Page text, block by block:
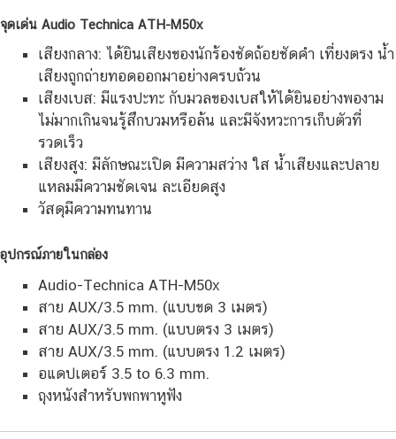
จุดเด่น Audio Technica ATH-M50x
เสียงกลาง: ได้ยินเสียงของนักร้องชัดถ้อยชัดคำ เที่ยงตรง น้ำ
เสียงถูกถ่ายทอดออกมาอย่างครบถ้วน
เสียงเบส: มีแรงปะทะ กับมวลของเบสให้ได้ยินอย่างพองาม
ไม่มากเกินจนรู้สึกบวมหรือล้น และมีจังหวะการเก็บตัวที่
รวดเร็ว
เสียงสูง: มีลักษณะเปิด มีความสว่าง ใส น้ำเสียงและปลาย
แหลมมีความชัดเจน ละเอียดสูง
วัสดุมีความทนทาน
อุปกรณ์ภายในกล่อง
Audio-Technica ATH-M50x
สาย AUX/3.5 mm. (แบบขด 3 เมตร)
สาย AUX/3.5 mm. (แบบตรง 3 เมตร)
สาย AUX/3.5 mm. (แบบตรง 1.2 เมตร)
อแดปเตอร์ 3.5 to 6.3 mm.
ถุงหนังสำหรับพกพาหูฟัง